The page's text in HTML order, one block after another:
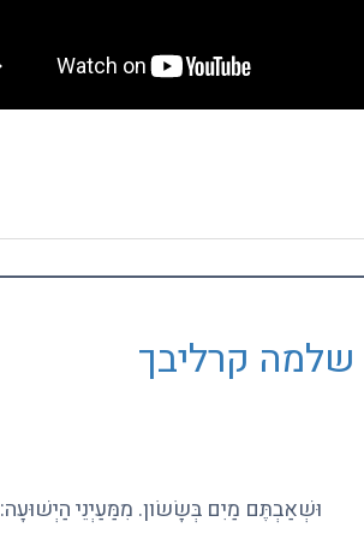
שלמה קרליבך
וּשְׁאַבְתֶּם מַיִם בְּשָׂשׂון. מִמַּעַיְנֵי הַיְשׁוּעָה: